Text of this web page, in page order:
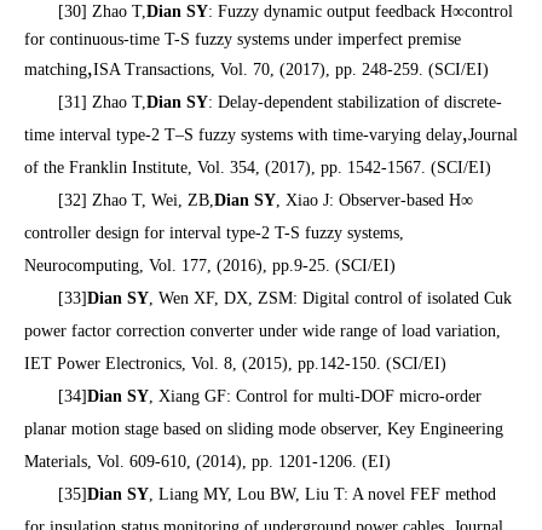
[30] Zhao T, Dian SY: Fuzzy dynamic output feedback H∞control
for continuous-time T-S fuzzy systems under imperfect premise
matching,ISA Transactions, Vol. 70, (2017), pp. 248-259. (SCI/EI)
[31] Zhao T, Dian SY: Delay-dependent stabilization of discrete-
time interval type-2 T–S fuzzy systems with time-varying delay,Journal
of the Franklin Institute, Vol. 354, (2017), pp. 1542-1567. (SCI/EI)
[32] Zhao T, Wei, ZB, Dian SY , Xiao J: Observer-based H∞
controller design for interval type-2 T-S fuzzy systems,
Neurocomputing, Vol. 177, (2016), pp.9-25. (SCI/EI)
[33]Dian SY , Wen XF, DX, ZSM: Digital control of isolated Cuk
power factor correction converter under wide range of load variation,
IET Power Electronics, Vol. 8, (2015), pp.142-150. (SCI/EI)
[34]Dian SY , Xiang GF: Control for multi-DOF micro-order
planar motion stage based on sliding mode observer, Key Engineering
Materials, Vol. 609-610, (2014), pp. 1201-1206. (EI)
[35]Dian SY , Liang MY, Lou BW, Liu T: A novel FEF method